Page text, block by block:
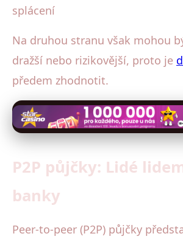
splácení
Na druhou stranu však mohou
dražší nebo rizikovější, proto je
předem zhodnotit.
P2P půjčky: Lidé
banky
Peer-to-peer (P2P) půjčky